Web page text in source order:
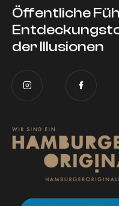
Öffentliche
der Illusionen